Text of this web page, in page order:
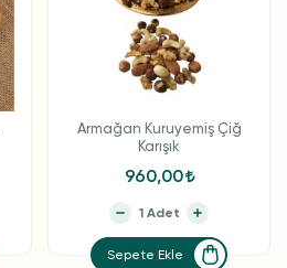
Armağan Kuruyemiş Çiğ
Karışık
960,00
Sepete Ekle